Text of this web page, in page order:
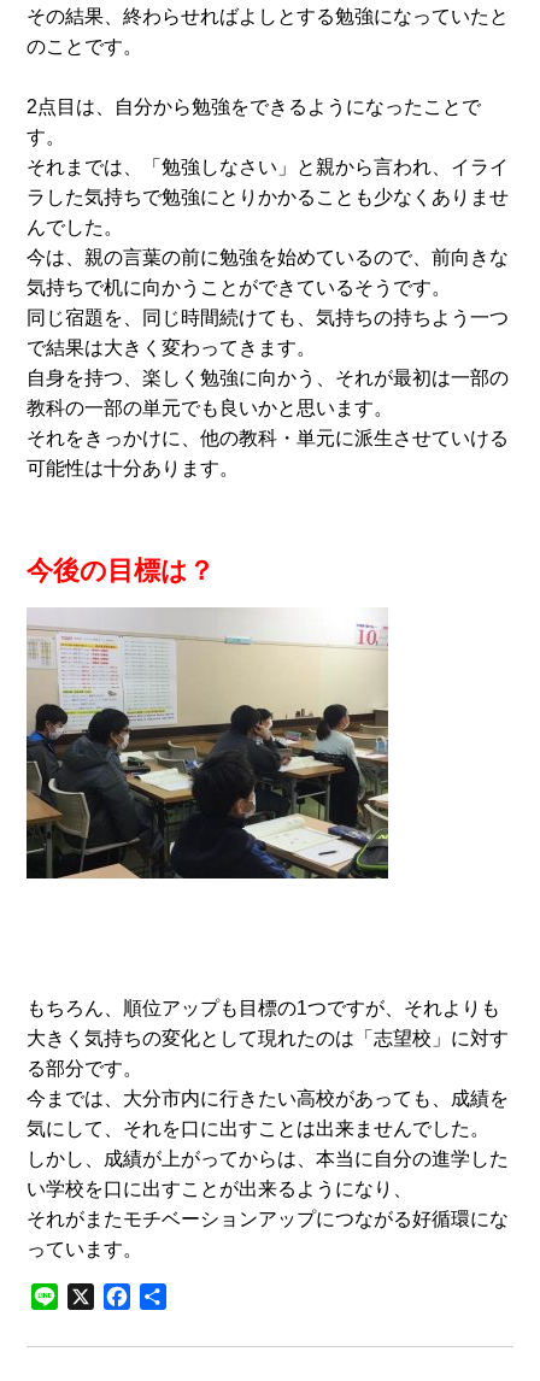
その結果、終わらせればよしとする勉強になっていたと
のことです。
2点目は、自分から勉強をできるようになったことで
す。
それまでは、「勉強しなさい」と親から言われ、イライ
ラした気持ちで勉強にとりかかることも少なくありませ
んでした。
今は、親の言葉の前に勉強を始めているので、前向きな
気持ちで机に向かうことができているそうです。
同じ宿題を、同じ時間続けても、気持ちの持ちよう一つ
で結果は大きく変わってきます。
自身を持つ、楽しく勉強に向かう、それが最初は一部の
教科の一部の単元でも良いかと思います。
それをきっかけに、他の教科・単元に派生させていける
可能性は十分あります。
今後の目標は？
もちろん、順位アップも目標の1つですが、それよりも
大きく気持ちの変化として現れたのは「志望校」に対す
る部分です。
今までは、大分市内に行きたい高校があっても、成績を
気にして、それを口に出すことは出来ませんでした。
しかし、成績が上がってからは、本当に自分の進学した
い学校を口に出すことが出来るようになり、
それがまたモチベーションアップにつながる好循環にな
っています。
Line X Facebook